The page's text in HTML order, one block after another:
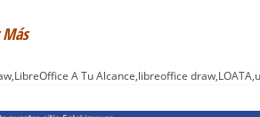
,LibreOffice A Tu Alcance,libreoffice draw,LOATA,